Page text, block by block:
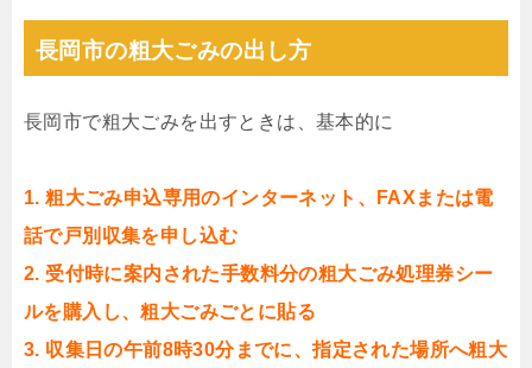
長岡市の粗大ごみの出し方
長岡市で粗大ごみを出すときは、基本的に
1. 粗大ごみ申込専用のインターネット、FAXまたは電
話で戸別収集を申し込む
2. 受付時に案内された手数料分の粗大ごみ処理券シー
ルを購入し、粗大ごみごとに貼る
3. 収集日の午前8時30分までに、指定された場所へ粗大